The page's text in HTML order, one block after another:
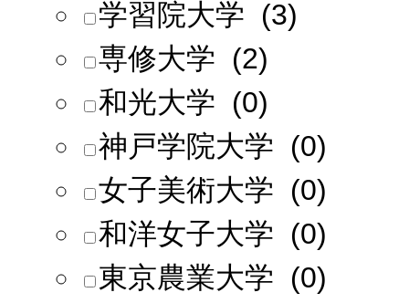
学習院大学 (3)
専修大学 (2)
和光大学 (0)
神戸学院大学 (0)
女子美術大学 (0)
和洋女子大学 (0)
東京農業大学 (0)